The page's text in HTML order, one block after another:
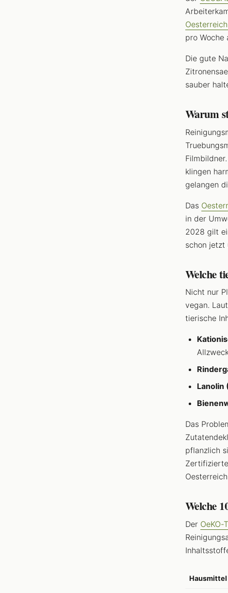
pro
Die gute
sauber
Warum
klingen
gelangen
Das
in der
2028 gilt
schon
Welche
Nicht nur
vegan. Laut
tierische
Lanolin
Das
pflanzlich
Welche
Der OeKO-
Hausmittel